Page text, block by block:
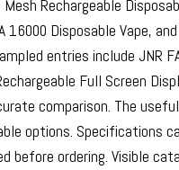
Rechargeable
16000 Disposable Vape,
entries include JNR
Full Screen
comparison. The
options. Specifications
ordering. Visible